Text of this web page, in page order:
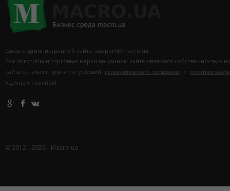
Связь с администрацией сайта: support@macro.ua.
Все логотипы и торговые марки на данном сайте являются собственностью
сайта означает принятие условий
пользовательского соглашения и политики
Удачных покупок!
© 2012 - 2026 - Macro.ua